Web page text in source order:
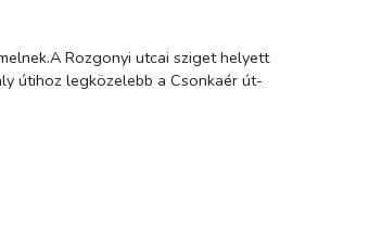
Rozgonyi utcai sziget helyett
útihoz legközelebb a Csonkaér út-